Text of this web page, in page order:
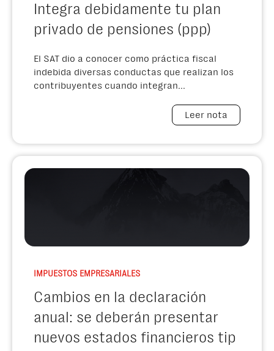
Integra debidamente tu plan
privado de pensiones (ppp)
El SAT dio a conocer como práctica fiscal
indebida diversas conductas que realizan los
contribuyentes cuando integran...
Leer nota
IMPUESTOS EMPRESARIALES
Cambios en la declaración
anual: se deberán presentar
nuevos estados financieros tip